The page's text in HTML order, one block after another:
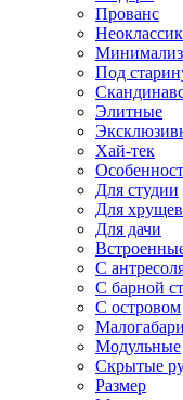
Прованс
Под
Элитные
Хай-тек
Для студии
Для
Для дачи
С
С барной
С островом
Модульные
Скрытые
Размер